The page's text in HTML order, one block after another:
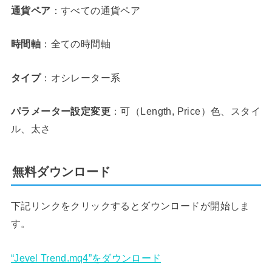
通貨ペア ：すべての通貨ペア
時間軸 ：全ての時間軸
タイプ：オシレーター系
パラメーター設定変更 ：可（Length, Price）色、スタイ
ル、太さ
無料ダウンロード
下記リンクをクリックするとダウンロードが開始しま
す。
“Jevel Trend.mq4”をダウンロード